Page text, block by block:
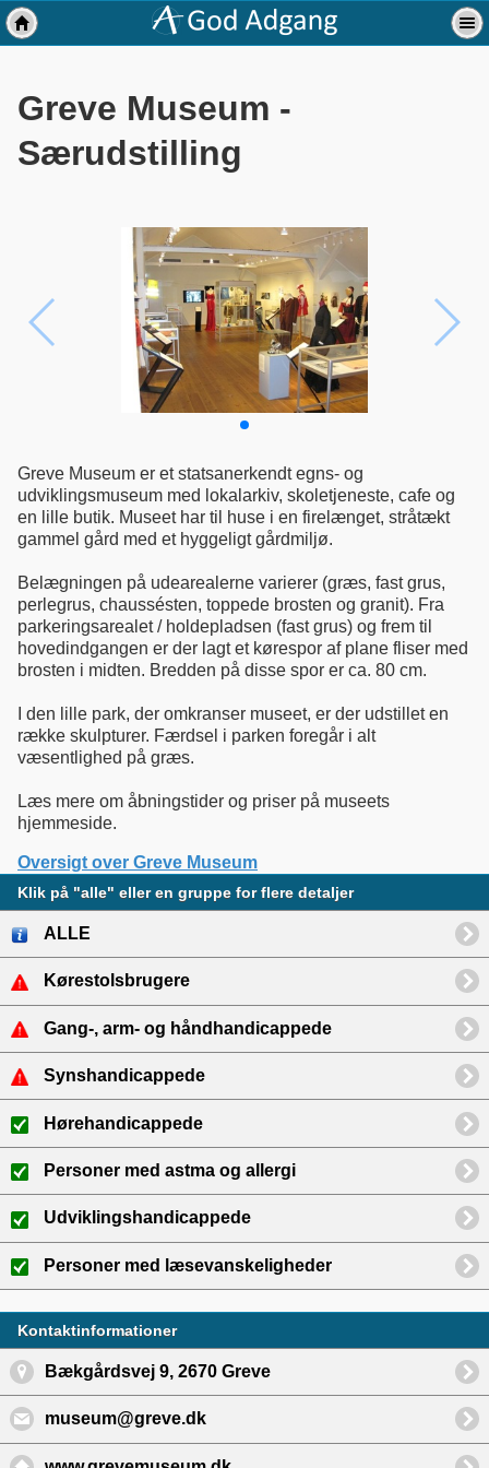
Greve Museum -
Særudstilling
Greve Museum er et statsanerkendt egns- og
udviklingsmuseum med lokalarkiv, skoletjeneste, cafe og
en lille butik. Museet har til huse i en firelænget, stråtækt
gammel gård med et hyggeligt gårdmiljø.
Belægningen på udearealerne varierer (græs, fast grus,
perlegrus, chaussésten, toppede brosten og granit). Fra
parkeringsarealet / holdepladsen (fast grus) og frem til
hovedindgangen er der lagt et kørespor af plane fliser med
brosten i midten. Bredden på disse spor er ca. 80 cm.
I den lille park, der omkranser museet, er der udstillet en
række skulpturer. Færdsel i parken foregår i alt
væsentlighed på græs.
Læs mere om åbningstider og priser på museets
hjemmeside.
Oversigt over Greve Museum
Klik på "alle" eller en gruppe for flere detaljer
ALLE
Kørestolsbrugere
Gang-, arm- og håndhandicappede
Synshandicappede
Hørehandicappede
Personer med astma og allergi
Udviklingshandicappede
Personer med læsevanskeligheder
Kontaktinformationer
Bækgårdsvej 9, 2670 Greve
museum@greve.dk